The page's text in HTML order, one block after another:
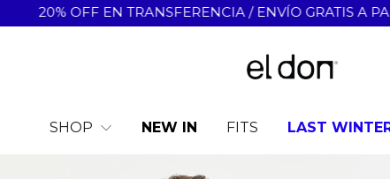
20% OFF EN TRANSFERENCIA / ENVÍO GRATIS A
SHOP NEW IN LAST